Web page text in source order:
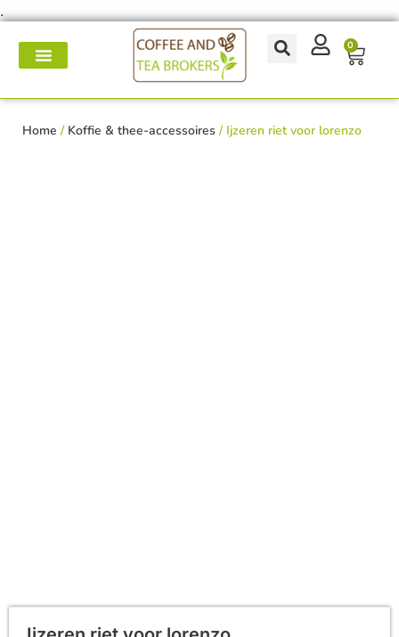
.
0
Home / Koffie & thee-accessoires / Ijzeren riet voor lorenzo